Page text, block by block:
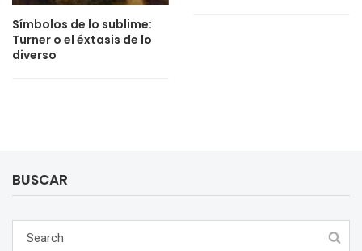
Símbolos de lo sublime:
Turner o el éxtasis de lo
diverso
BUSCAR